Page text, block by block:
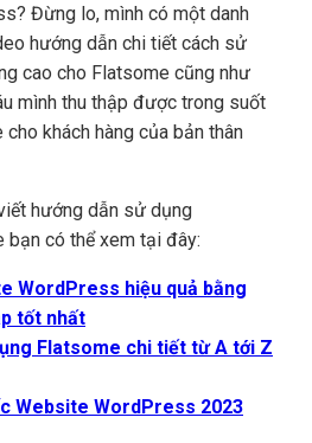
Đừng lo, mình có một danh
hướng dẫn chi tiết cách sử
cao cho Flatsome cũng như
mình thu thập được trong suốt
khách hàng của bản thân
hướng dẫn sử dụng
có thể xem tại đây:
WordPress hiệu quả bằng
tốt nhất
Flatsome chi tiết từ A tới Z
Website WordPress 2023